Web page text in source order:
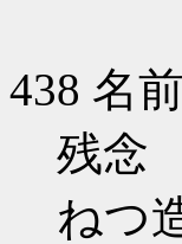
438 名前
残念
ねつ